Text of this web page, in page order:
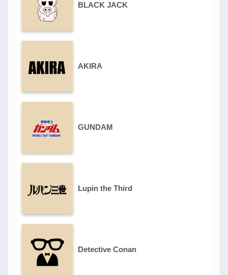
BLACK JACK
AKIRA
GUNDAM
Lupin the Third
Detective Conan